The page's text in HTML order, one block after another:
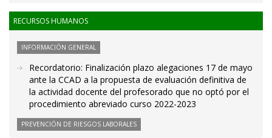
RECURSOS HUMANOS
INFORMACIÓN GENERAL
Recordatorio: Finalización plazo alegaciones 17 de mayo
ante la CCAD a la propuesta de evaluación definitiva de
la actividad docente del profesorado que no optó por el
procedimiento abreviado curso 2022-2023
PREVENCIÓN DE RIESGOS LABORALES